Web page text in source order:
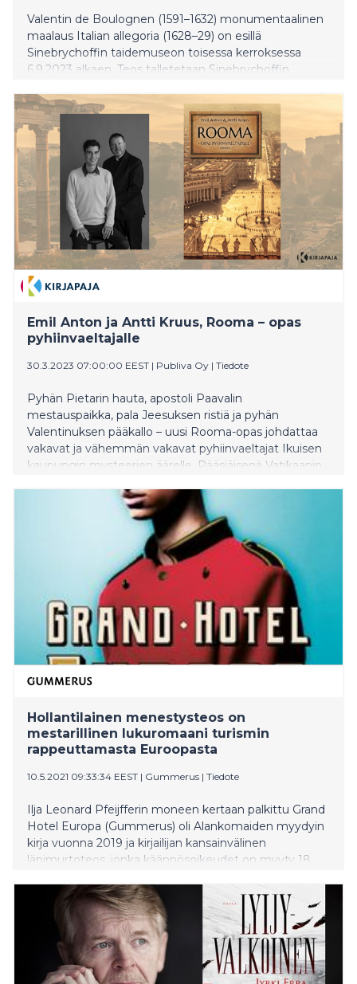
Valentin de Boulognen (1591–1632) monumentaalinen
maalaus Italian allegoria (1628–29) on esillä
Sinebrychoffin taidemuseon toisessa kerroksessa
6.9.2023 alkaen. Teos talletetaan Sinebrychoffin
Lanten peruskorjauksen ajaksi. Valentin kuuluu
Caravaggion (1571–1610) merkittävimpiin seuraajiin.
Pienoisnäyttelyssä yleisölle esitellään maalauksen
ainutlaatuinen historiallinen konteksti.
Emil Anton ja Antti Kruus, Rooma – opas
pyhiinvaeltajalle
30.3.2023 07:00:00 EEST | Publiva Oy | Tiedote
Pyhän Pietarin hauta, apostoli Paavalin
mestauspaikka, pala Jeesuksen ristiä ja pyhän
Valentinuksen pääkallo – uusi Rooma-opas johdattaa
vakavat ja vähemmän vakavat pyhiinvaeltajat Ikuisen
kaupungin mysteerien äärelle. Pääsiäisenä Vatikaanin
Hollantilainen menestysteos on
mestarillinen lukuromaani turismin
rappeuttamasta Euroopasta
10.5.2021 09:33:34 EEST | Gummerus | Tiedote
Ilja Leonard Pfeijfferin moneen kertaan palkittu Grand
Hotel Europa (Gummerus) oli Alankomaiden myydyin
kirja vuonna 2019 ja kirjailijan kansainvälinen
läpimurtoteos, jonka käännösoikeudet on myyty 18
Euroopasta ja sen tulevaisuudesta globalisaation,
siirtolaisvirtojen ja massaturismin aikana. Samalla se on
vangitseva kertomus menetetystä rakkaudesta ja
seikkailusta Caravaggion kadonneen maalauksen